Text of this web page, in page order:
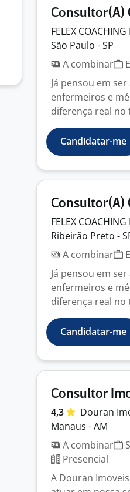
Consultor(A)
FELEX COACHING
São Paulo - SP
A combinar
Já pensou em
enfermeiros e
diferença real no
Candidatar-me
Consultor(A)
FELEX COACHING
Ribeirão Preto -
A combinar
Já pensou em
enfermeiros e
diferença real no
Candidatar-me
Consultor
4,3 Douran
Manaus - AM
A combinar
Presencial
A Douran